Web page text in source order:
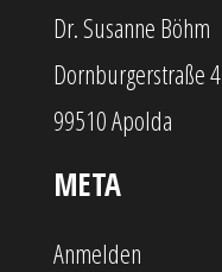
Dr. Susanne Böhm
Dornburgerstraße 4
99510 Apolda
META
Anmelden